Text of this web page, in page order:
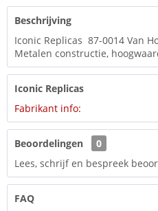
Beschrijving
Iconic Replicas 87-0014 Van
Metalen constructie,
Iconic Replicas
Fabrikant info:
Beoordelingen
0
Lees, schrijf en bespreek
FAQ